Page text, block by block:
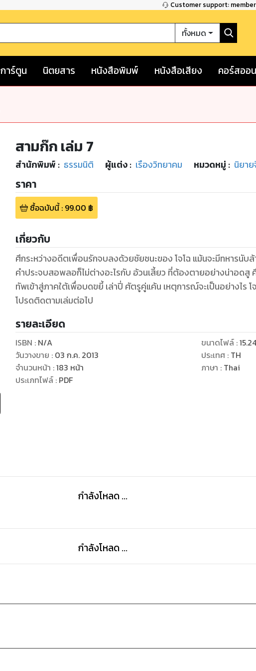
Customer support:
ทั้งหมด
การ์ตูน นิตยสาร หนังสือพิมพ์ หนังสือเสียง คอร์สออ
สามก๊ก เล่ม 7
สำนักพิมพ์ : ธรรมนิติ ผู้แต่ง : เรืองวิทยาคม หมวดหมู่ : นิยา
ราคา
ซื้อฉบับนี้: 99.00 ฿
เกี่ยวกับ
ศึกระหว่างอดีตเพื่อนรักจบลงด้วยชัยชนะของ โจโฉ แม้นจะมีทหารนับ
คำประจบสอพลอก็ไม่ต่างอะไรกับ อ้วนเสี้ยว ที่ต้องตายอย่างน่าอดสู
ทัพเข้าสู่ภาคใต้เพื่อบดขยี้ เล่าปี่ ศัตรูคู่แค้น เหตุการณ์จะเป็นอย่างไร
โปรดติดตามเล่มต่อไป
รายละเอียด
ISBN : N/A
วันวางขาย : 03 ก.ค. 2013
จำนวนหน้า :183 หน้า
ประเภทไฟล์: PDF
ขนาดไฟล์:15.24
ประเทศ : TH
ภาษา : Thai
กำลังโหลด ...
กำลังโหลด ...